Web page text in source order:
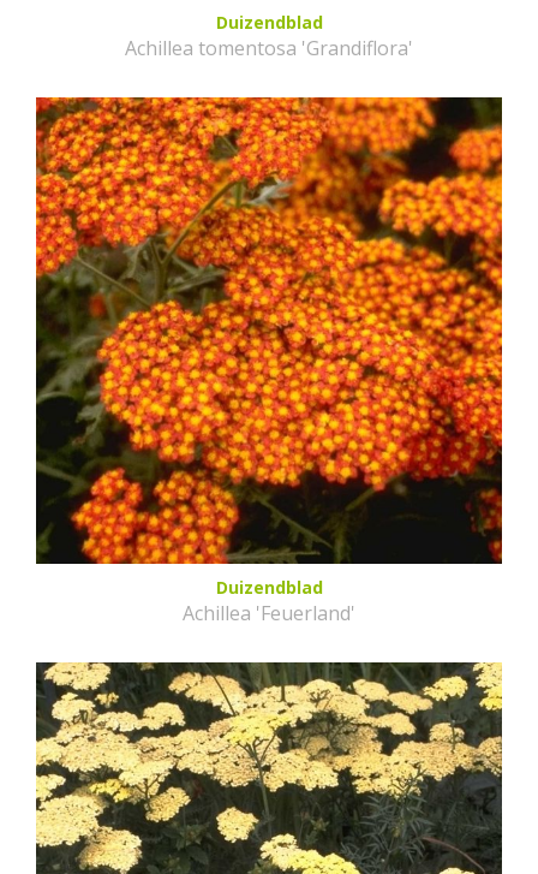
Duizendblad
Achillea tomentosa 'Grandiflora'
Duizendblad
Achillea 'Feuerland'